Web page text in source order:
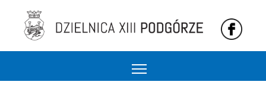
Podgórze 13 dzielnica Krakowa